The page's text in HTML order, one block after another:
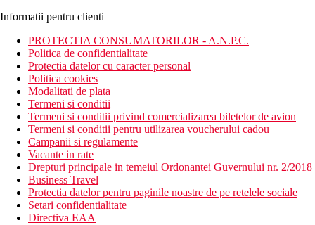
Informatii pentru clienti
PROTECTIA CONSUMATORILOR - A.N.P.C.
Politica de confidentialitate
Protectia datelor cu caracter personal
Politica cookies
Modalitati de plata
Termeni si conditii
Termeni si conditii privind comercializarea biletelor de avion
Termeni si conditii pentru utilizarea voucherului cadou
Campanii si regulamente
Vacante in rate
Drepturi principale in temeiul Ordonantei Guvernului nr. 2/2018
Business Travel
Protectia datelor pentru paginile noastre de pe retelele sociale
Setari confidentialitate
Directiva EAA